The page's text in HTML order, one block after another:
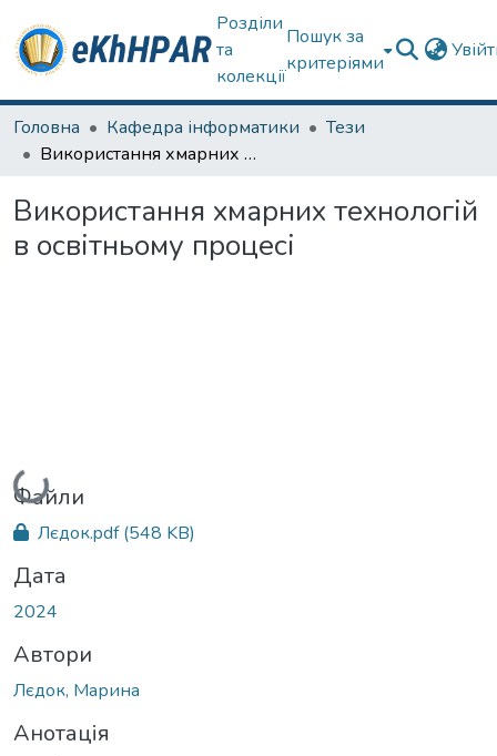
Розділи
та
колекції
Пошук за
критеріями
Головна Кафедра інформатики
Тези
Використання хмарних технологій в освітньому процесі
Використання хмарних технологій
в освітньому процесі
Вантажиться...
Файли
Лєдок.pdf(548 KB)
Дата
2024
Автори
Лєдок, Марина
Анотація